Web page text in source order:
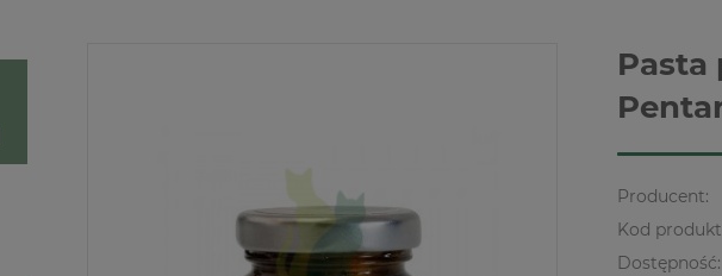
Pasta
Producent:
Kod
Dostępność: